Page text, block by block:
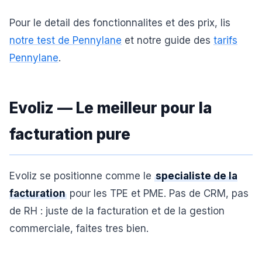
Pour le detail des fonctionnalites et des prix, lis
notre test de Pennylane et notre guide des tarifs
Pennylane.
Evoliz — Le meilleur pour la
facturation pure
Evoliz se positionne comme le specialiste de la
facturation pour les TPE et PME. Pas de CRM, pas
de RH : juste de la facturation et de la gestion
commerciale, faites tres bien.